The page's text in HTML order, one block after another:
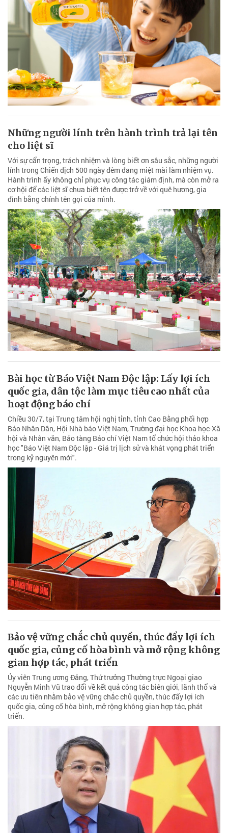
Những người lính trên hành trình trả lại tên
cho liệt sĩ
Với sự cẩn trọng, trách nhiệm và lòng biết ơn sâu sắc, những người
lính trong Chiến dịch 500 ngày đêm đang miệt mài làm nhiệm vụ.
Hành trình ấy không chỉ phục vụ công tác giám định, mà còn mở ra
cơ hội để các liệt sĩ chưa biết tên được trở về với quê hương, gia
đình bằng chính tên gọi của mình.
Bài học từ Báo Việt Nam Độc lập: Lấy lợi ích
quốc gia, dân tộc làm mục tiêu cao nhất của
hoạt động báo chí
Chiều 30/7, tại Trung tâm hội nghị tỉnh, tỉnh Cao Bằng phối hợp
Báo Nhân Dân, Hội Nhà báo Việt Nam, Trường đại học Khoa học-Xã
hội và Nhân văn, Bảo tàng Báo chí Việt Nam tổ chức hội thảo khoa
học "Báo Việt Nam Độc lập - Giá trị lịch sử và khát vọng phát triển
trong kỷ nguyên mới".
Bảo vệ vững chắc chủ quyền, thúc đẩy lợi ích
quốc gia, củng cố hòa bình và mở rộng không
gian hợp tác, phát triển
Ủy viên Trung ương Đảng, Thứ trưởng Thường trực Ngoại giao
Nguyễn Minh Vũ trao đổi về kết quả công tác biên giới, lãnh thổ và
các ưu tiên nhằm bảo vệ vững chắc chủ quyền, thúc đẩy lợi ích
quốc gia, củng cố hòa bình, mở rộng không gian hợp tác, phát
triển.